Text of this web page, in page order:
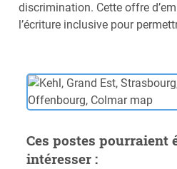
discrimination. Cette offre
l’écriture inclusive pour
Ces postes pourraient
intéresser :